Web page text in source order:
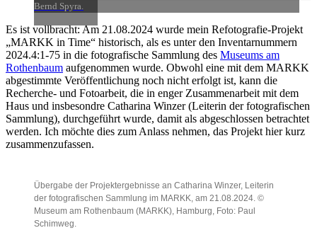
Bernd Spyra.
Es ist vollbracht: Am 21.08.2024 wurde mein Refotografie-Projekt
„MARKK in Time“ historisch, als es unter den Inventarnummern
2024.4:1-75 in die fotografische Sammlung des Museums am
Rothenbaum aufgenommen wurde. Obwohl eine mit dem MARKK
abgestimmte Veröffentlichung noch nicht erfolgt ist, kann die
Recherche- und Fotoarbeit, die in enger Zusammenarbeit mit dem
Haus und insbesondre Catharina Winzer (Leiterin der fotografischen
Sammlung), durchgeführt wurde, damit als abgeschlossen betrachtet
werden. Ich möchte dies zum Anlass nehmen, das Projekt hier kurz
zusammenzufassen.
Übergabe der Projektergebnisse an Catharina Winzer, Leiterin
der fotografischen Sammlung im MARKK, am 21.08.2024. ©
Museum am Rothenbaum (MARKK), Hamburg, Foto: Paul
Schimweg.